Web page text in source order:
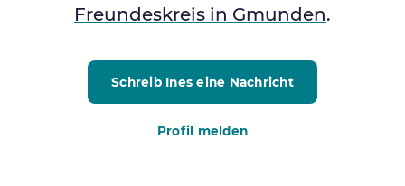
Freundeskreis in Gmunden.
Schreib Ines eine Nachricht
Profil melden